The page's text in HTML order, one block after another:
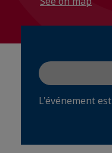
L'événement